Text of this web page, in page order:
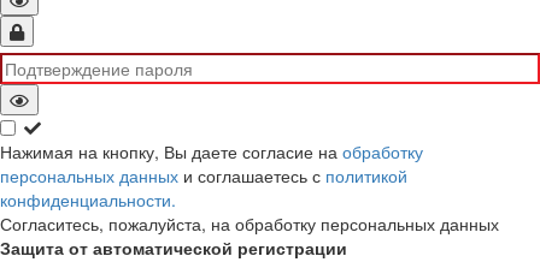
Нажимая на кнопку, Вы даете согласие на обработку
персональных данных и соглашаетесь с политикой
конфиденциальности.
Согласитесь, пожалуйста, на обработку персональных данных
Защита от автоматической регистрации